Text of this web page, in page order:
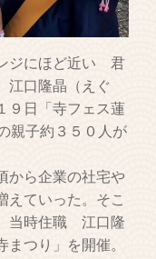
ジにほど近い 君
江口隆晶（えぐ
９日「寺フェス蓮
親子約３５０人が
から企業の社宅や
えていった。そこ
当時住職 江口隆
つり」を開催。